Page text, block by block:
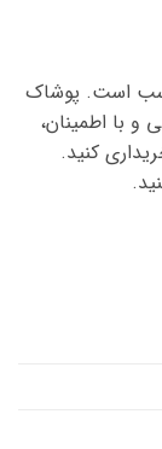
است. پوشاک
و با اطمینان،
کنید.